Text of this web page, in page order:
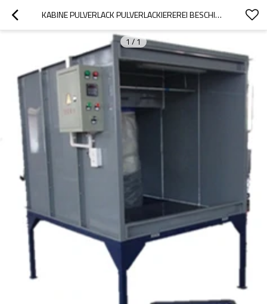
KABINE PULVERLACK PULVERLACKIEREREI BESCHICHTUNGSPULVER PULVERBESCHICHTUNG
1 /1